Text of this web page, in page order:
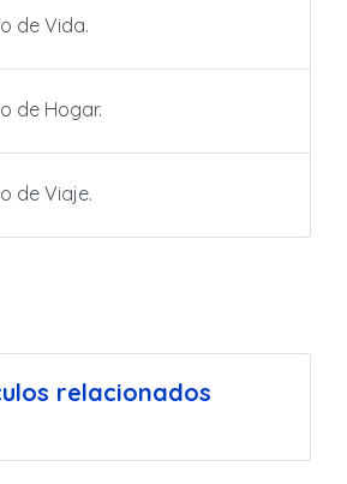
de Vida.
de Hogar.
de Viaje.
relacionados